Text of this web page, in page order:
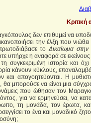
δεν επιθυμεί να
την έλξη που
τοΔικαίωμα στην
υπήρχε η αναφορά σε
συγκεκριμένη ιστορία και
κάνουν κύκλους,
και απογοητεύονται. Η
θα μπορούσε να είναι μια
που ώθησαν τον
για να ερμηνεύσει, να
τη μονάδα, τον έρωτα,
το ένα και μοναδικό